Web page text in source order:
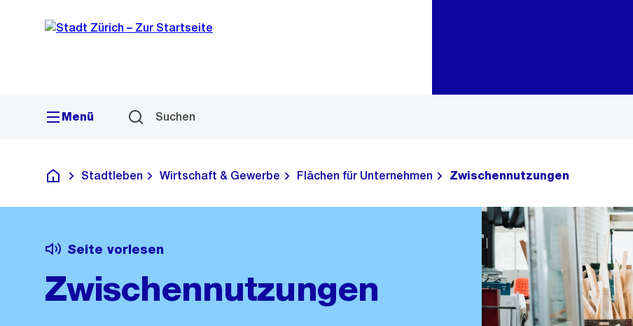
Navigation
Sprunglink
Menü Suchen
Deutsch
Stadtleben Wirtschaft & Gewerbe Flächen für Unternehmen Zwischennutzungen
Seite vorlesen
Zwischennutzungen